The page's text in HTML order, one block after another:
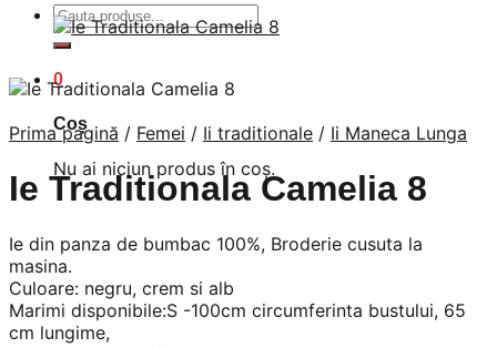
Caută
după:
0
Coș
Nu ai niciun produs în coș.
Prima pagină / Femei / Ii traditionale / Ii Maneca Lunga
Ie Traditionala Camelia 8
Ie din panza de bumbac 100%, Broderie cusuta la
masina.
Culoare: negru, crem si alb
Marimi disponibile:S -100cm circumferinta bustului, 65
cm lungime,